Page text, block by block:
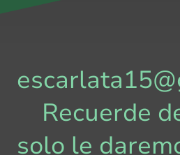
Recuerde
solo le